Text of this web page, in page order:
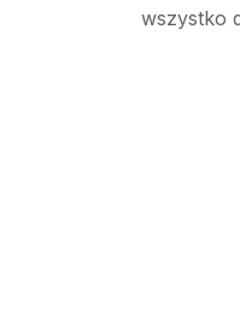
wszystko